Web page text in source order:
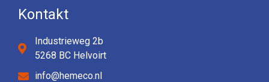
Kontakt
Industrieweg 2b
5268 BC Helvoirt
info@hemeco.nl